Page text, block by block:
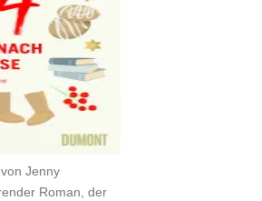
Jenny
Roman, der